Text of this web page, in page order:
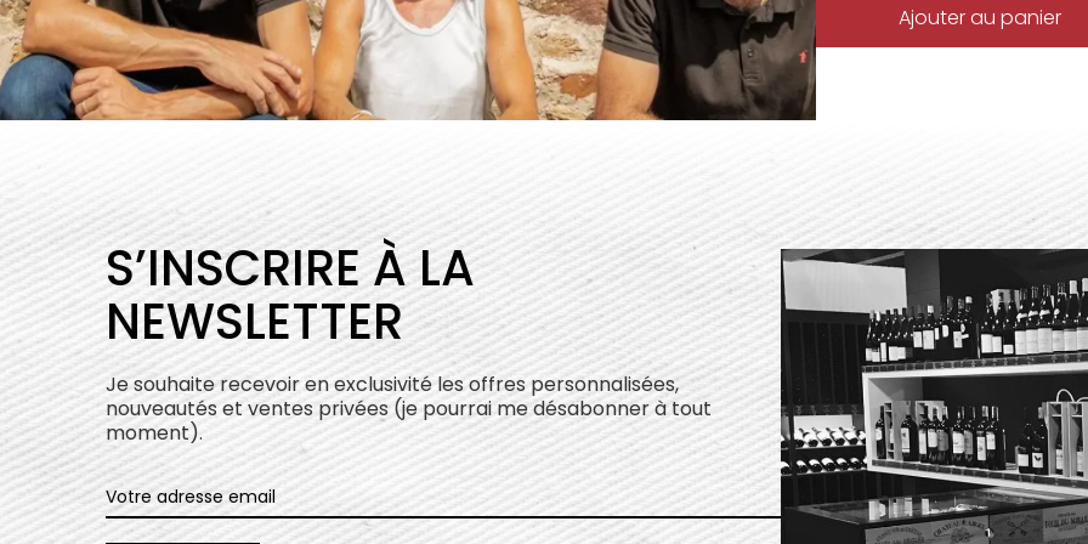
Ajouter au panier
S’INSCRIRE À LA
NEWSLETTER
Je souhaite recevoir en exclusivité les offres personnalisées,
nouveautés et ventes privées (je pourrai me désabonner à tout
moment).